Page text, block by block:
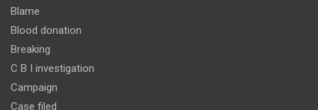
Blame
Blood donation
Breaking
C B I investigation
Campaign
Case filed